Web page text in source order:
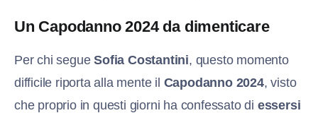
Un Capodanno 2024 da dimenticare
Per chi segueSofia Costantini, questo momento
difficile riporta alla mente il Capodanno 2024, visto
che proprio in questi giorni ha confessato di essersi